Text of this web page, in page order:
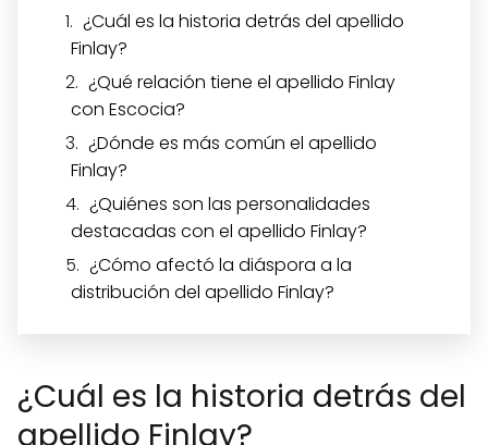
¿Cuál es la historia detrás del apellido
Finlay?
¿Qué relación tiene el apellido Finlay
con Escocia?
¿Dónde es más común el apellido
Finlay?
¿Quiénes son las personalidades
destacadas con el apellido Finlay?
¿Cómo afectó la diáspora a la
distribución del apellido Finlay?
¿Cuál es la historia detrás del
apellido Finlay?